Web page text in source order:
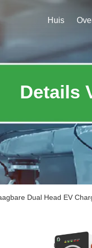
Huis
Details
Dual Head EV